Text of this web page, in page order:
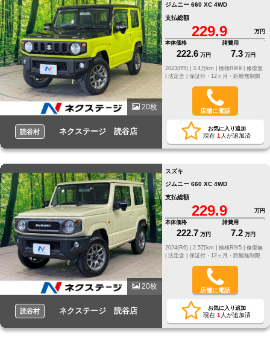
20枚
読谷村 ネクステージ 読谷店
ジムニー 660 XC 4WD
支払総額
229.9
万円
本体価格
222.6 万円
諸費用
7.3 万円
修復無
法定含 | 保証付・12ヶ月・距離無制限
店舗に電話
お気に入り追加
現在 1 人が追加済
20枚
読谷村 ネクステージ 読谷店
スズキ
ジムニー 660 XC 4WD
支払総額
229.9
万円
本体価格
222.7 万円
諸費用
7.2 万円
修復無
法定含 | 保証付・12ヶ月・距離無制限
店舗に電話
お気に入り追加
現在 1 人が追加済